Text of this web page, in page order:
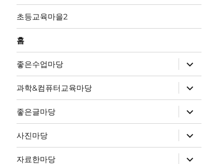
초등교육마을2
홈
좋은수업마당
위
메
뉴
확
장
과학&컴퓨터교육마당
위
메
뉴
확
장
좋은글마당
위
메
뉴
확
장
사진마당
위
메
뉴
자료한마당